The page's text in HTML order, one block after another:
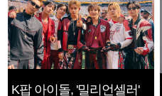
K팝 아이돌, '밀리언셀러'